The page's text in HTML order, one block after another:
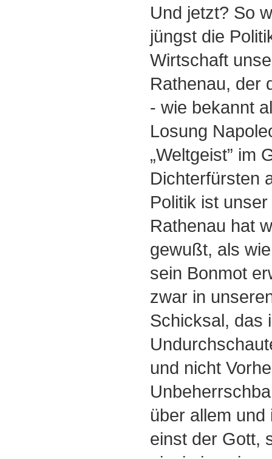
Und jetzt? So
jüngst die
Wirtschaft
Rathenau, der
- wie bekannt
Losung
„Weltgeist” im
Dichterfürsten
Politik ist
Rathenau hat
gewußt, als
sein Bonmot
zwar in
Schicksal, das
und nicht
über allem
einst der Gott,